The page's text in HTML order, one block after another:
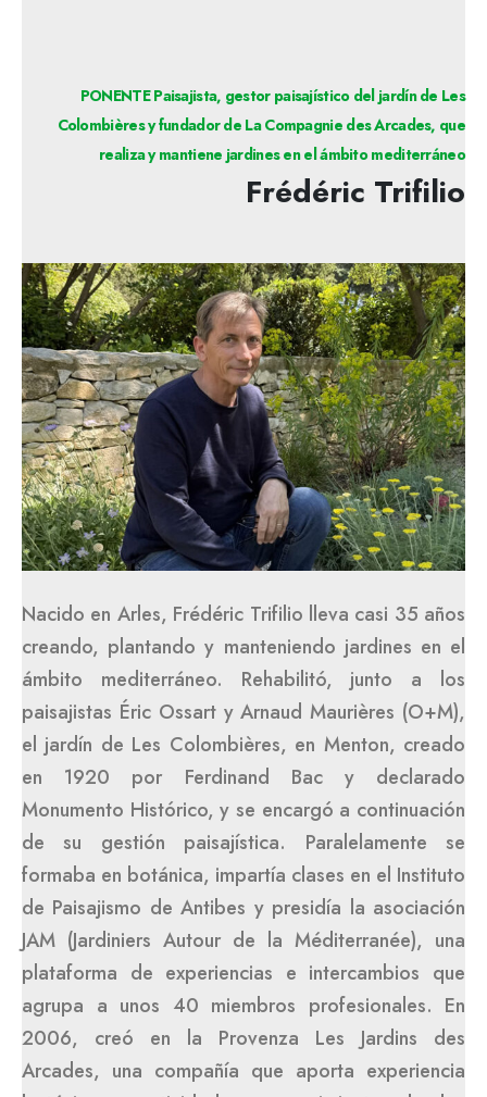
PONENTE Paisajista, gestor paisajístico del jardín de Les
Colombières y fundador de La Compagnie des Arcades, que
realiza y mantiene jardines en el ámbito mediterráneo
Frédéric Trifilio
Nacido en Arles, Frédéric Trifilio lleva casi 35 años
creando, plantando y manteniendo jardines en el
ámbito medi­terráneo. Rehabilitó, junto a los
paisajistas Éric Ossart y Arnaud Maurières (O+M),
el jardín de Les Colombières, en Menton, creado
en 1920 por Ferdinand Bac y declarado
Monumento Histórico, y se encargó a continuación
de su gestión paisajística. Paralelamente se
formaba en botánica, impartía clases en el Instituto
de Paisajismo de Antibes y presidía la asociación
JAM (Jardiniers Autour de la Méditerranée), una
plataforma de experiencias e intercambios que
agrupa a unos 40 miembros profesionales. En
2006, creó en la Provenza Les Jardins des
Arcades, una com­pañía que aporta experiencia